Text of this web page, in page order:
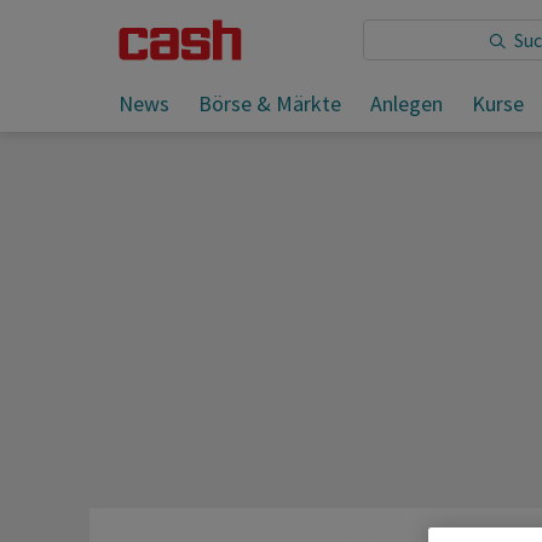
News Börse & Märkte Anlegen Kurse
Sie lesen: